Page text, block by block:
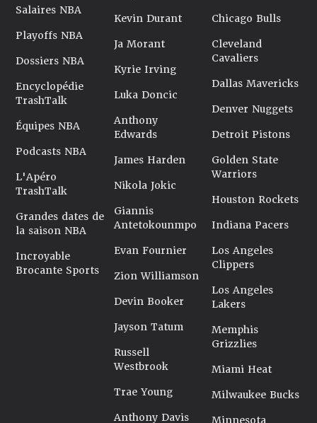
Salaires NBA
Playoffs NBA
Dossiers NBA
Encyclopédie
TrashTalk
Équipes NBA
Podcasts NBA
L'Apéro
TrashTalk
Grandes dates de
la saison NBA
Incroyable
Brocante Sports
Kevin Durant
Ja Morant
Kyrie Irving
Luka Doncic
Anthony
Edwards
James Harden
Nikola Jokic
Giannis
Antetokounmpo
Evan Fournier
Zion Williamson
Devin Booker
Jayson Tatum
Russell
Westbrook
Trae Young
Anthony Davis
Chicago Bulls
Cleveland
Cavaliers
Dallas Mavericks
Denver Nuggets
Detroit Pistons
Golden State
Warriors
Houston Rockets
Indiana Pacers
Los Angeles
Clippers
Los Angeles
Lakers
Memphis
Grizzlies
Miami Heat
Milwaukee Bucks
Minnesota